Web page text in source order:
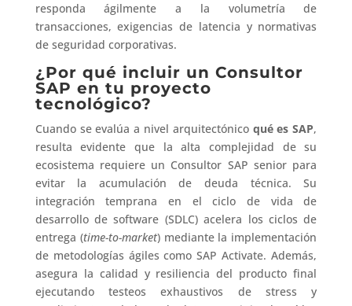
responda ágilmente a la volumetría de
transacciones, exigencias de latencia y normativas
de seguridad corporativas.
¿Por qué incluir un Consultor
SAP en tu proyecto
tecnológico?
Cuando se evalúa a nivel arquitectónico qué es SAP,
resulta evidente que la alta complejidad de su
ecosistema requiere un Consultor SAP senior para
evitar la acumulación de deuda técnica. Su
integración temprana en el ciclo de vida de
desarrollo de software (SDLC) acelera los ciclos de
entrega (time-to-market) mediante la implementación
de metodologías ágiles como SAP Activate. Además,
asegura la calidad y resiliencia del producto final
ejecutando testeos exhaustivos de stress y